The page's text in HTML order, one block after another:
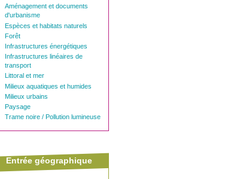
Aménagement et documents
d'urbanisme
Espèces et habitats naturels
Forêt
Infrastructures énergétiques
Infrastructures linéaires de
transport
Littoral et mer
Milieux aquatiques et humides
Milieux urbains
Paysage
Trame noire / Pollution lumineuse
Entrée géographique